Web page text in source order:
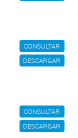
CONSULTAR
DESCARGAR
CONSULTAR
DESCARGAR